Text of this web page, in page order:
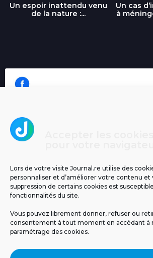
Lors de votre visite Journal.re utilise des
personnaliser et d’améliorer votre contenu et
suppression de certains cookies est
fonctionnalités du site.
Vous pouvez librement donner, refuser ou
consentement à tout moment en accédant à
paramétrage des cookies.
Un espoir inattendu venu
de la nature :...
Un cas
à
MENTIONS LÉGALES PUBLICITÉ BLOG